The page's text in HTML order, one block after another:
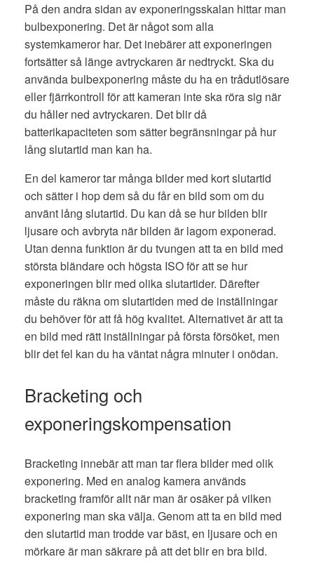
På den andra sidan av exponeringsskalan hittar man
bulbexponering. Det är något som alla
systemkameror har. Det inebärer att exponeringen
fortsätter så länge avtryckaren är nedtryckt. Ska du
använda bulbexponering måste du ha en trådutlösare
eller fjärrkontroll för att kameran inte ska röra sig när
du håller ned avtryckaren. Det blir då
batterikapaciteten som sätter begränsningar på hur
lång slutartid man kan ha.
En del kameror tar många bilder med kort slutartid
och sätter i hop dem så du får en bild som om du
använt lång slutartid. Du kan då se hur bilden blir
ljusare och avbryta när bilden är lagom exponerad.
Utan denna funktion är du tvungen att ta en bild med
största bländare och högsta ISO för att se hur
exponeringen blir med olika slutartider. Därefter
måste du räkna om slutartiden med de inställningar
du behöver för att få hög kvalitet. Alternativet är att ta
en bild med rätt inställningar på första försöket, men
blir det fel kan du ha väntat några minuter i onödan.
Bracketing och
exponeringskompensation
Bracketing innebär att man tar flera bilder med olik
exponering. Med en analog kamera används
bracketing framför allt när man är osäker på vilken
exponering man ska välja. Genom att ta en bild med
den slutartid man trodde var bäst, en ljusare och en
mörkare är man säkrare på att det blir en bra bild.